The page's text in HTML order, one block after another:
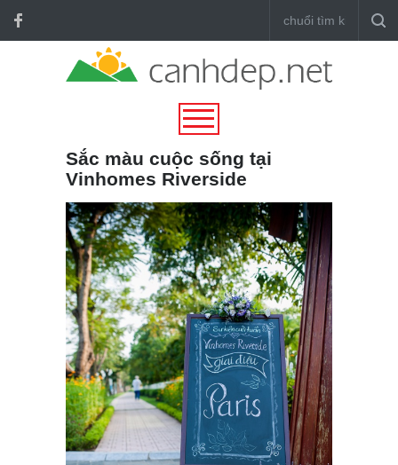
Sắc màu cuộc sống tại
Vinhomes Riverside